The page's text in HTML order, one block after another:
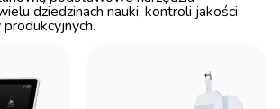
dziedzinach nauki, kontroli jakości